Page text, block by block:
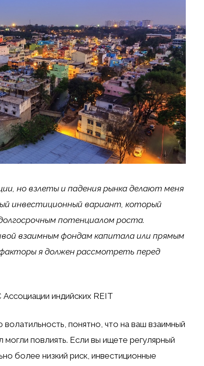
но взлеты и падения рынка делают меня
инвестиционный вариант, который
потенциалом роста.
взаимным фондам капитала или прямым
я должен рассмотреть перед
индийских REIT
понятно, что на ваш взаимный
повлиять. Если вы ищете регулярный
более низкий риск, инвестиционные